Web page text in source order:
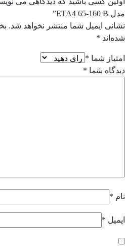
مدل ETA4 65-160 B”
نشانی ایمیل شما منتشر نخواهد شد.
شده‌اند *
امتیاز شما *
دیدگاه شما *
نام *
ایمیل *